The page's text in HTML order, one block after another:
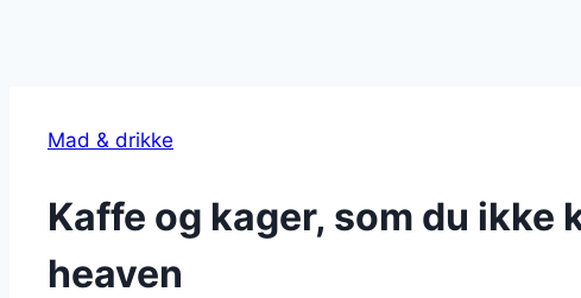
Mad & drikke
Kaffe og kager, som du ikke
heaven